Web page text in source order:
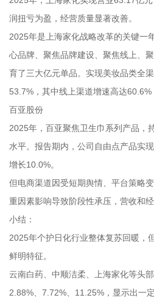
润扭亏为盈，经营质量显著改善。
2025年是上海家化战略改革的关键一
心品牌、聚焦品牌建设、聚焦线上、
育了三大亿元单品。实现美妆品类全
53.7%，其中线上渠道增速高达60.6%
百亚股份
2025年，百亚聚焦卫生巾系列产品，
水平。报告期内，公司自由点产品实
增长10.0%。
但电商渠道因受短期舆情、平台策略
重因素影响导致阶段性承压，营收和
小结：
2025年个护日化行业整体复苏回暖，
鲜明特征。
云南白药、中顺洁柔、上海家化等头
2.88%、7.72%、11.25%，显示出一